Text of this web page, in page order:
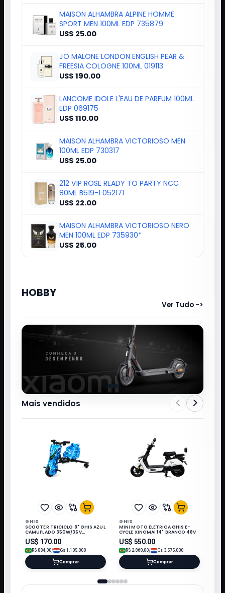
MAISON ALHAMBRA ALPINE HOMME
SPORT MEN 100ML EDP 735879
US$ 25.00
JO MALONE LONDON ENGLISH PEAR &
FREESIA COLOGNE 100ML 019113
US$ 190.00
LANCOME IDOLE L'EAU DE PARFUM 100ML
EDP 069175
US$ 110.00
MAISON ALHAMBRA VICTORIOSO MEN
100ML EDP 730317
US$ 25.00
212 VIP ROSE READY TO PARTY NCC
80ML B519-1 052171
US$ 22.00
MAISON ALHAMBRA VICTORIOSO NERO
MEN 100ML EDP 735930*
US$ 25.00
HOBBY
Ver Tudo ->
Mais vendidos < >
GHIS
SCOOTER TRICICLO 8" GHIS AZUL
CAMUFLADO 350W/36V
3.0MAH/120KG
US$ 170.00
R$ 884,00/ Gs 1.105.000
Comprar
GHIS
MINI MOTO ELETRICA GHIS E-
CYCLE XINGMAI 14" BRANCO 48V
US$ 550.00
R$ 2.860,00/ Gs 3.575.000
Comprar